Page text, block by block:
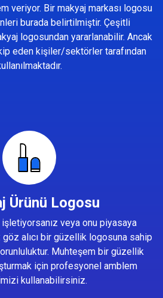
veriyor. Bir makyaj markası logosu
burada belirtilmiştir. Çeşitli
logosundan yararlanabilir. Ancak
eden kişiler/sektörler tarafından
Ürünü Logosu
işletiyorsanız veya onu piyasaya
göz alıcı bir güzellik logosuna sahip
Muhteşem bir güzellik
için profesyonel amblem
kullanabilirsiniz.